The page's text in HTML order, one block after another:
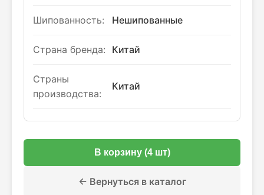
Шипованность: Нешипованные
Страна бренда: Китай
Страны
производства:
Китай
В корзину (4 шт)
← Вернуться в каталог